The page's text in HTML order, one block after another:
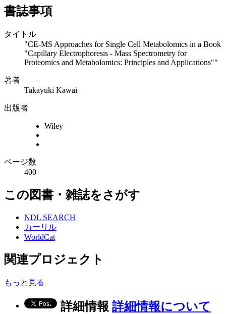
書誌事項
タイトル
"CE-MS Approaches for Single Cell Metabolomics in a Book
"Capillary Electrophoresis - Mass Spectrometry for
Proteomics and Metabolomics: Principles and Applications""
著者
Takayuki Kawai
出版者
Wiley
ページ数
400
この図書・雑誌をさがす
NDL SEARCH
カーリル
WorldCat
関連プロジェクト
もっと見る
詳細情報 詳細情報について